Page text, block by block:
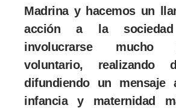
Madrina y hacemos un
acción a la
involucrarse
voluntario, realizando
difundiendo un
infancia y maternidad